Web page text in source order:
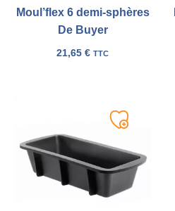
Moul’flex 6 demi-sphères
De Buyer
21,65 € TTC
Ajouter
liste